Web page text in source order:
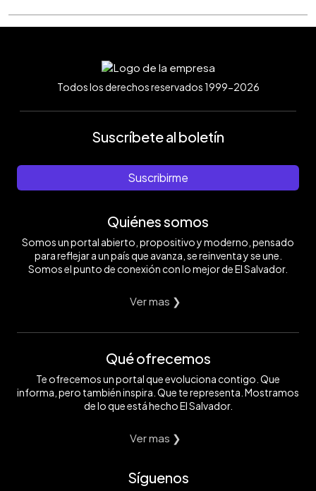
Todos los derechos reservados 1999-2026
Suscríbete al boletín
Suscribirme
Quiénes somos
Somos un portal abierto, propositivo y moderno, pensado
para reflejar a un país que avanza, se reinventa y se une.
Somos el punto de conexión con lo mejor de El Salvador.
Ver mas ❯
Qué ofrecemos
Te ofrecemos un portal que evoluciona contigo. Que
informa, pero también inspira. Que te representa. Mostramos
de lo que está hecho El Salvador.
Ver mas ❯
Síguenos